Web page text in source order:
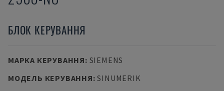
БЛОК КЕРУВАННЯ
МАРКА КЕРУВАННЯ: SIEMENS
МОДЕЛЬ КЕРУВАННЯ:SINUMERIK